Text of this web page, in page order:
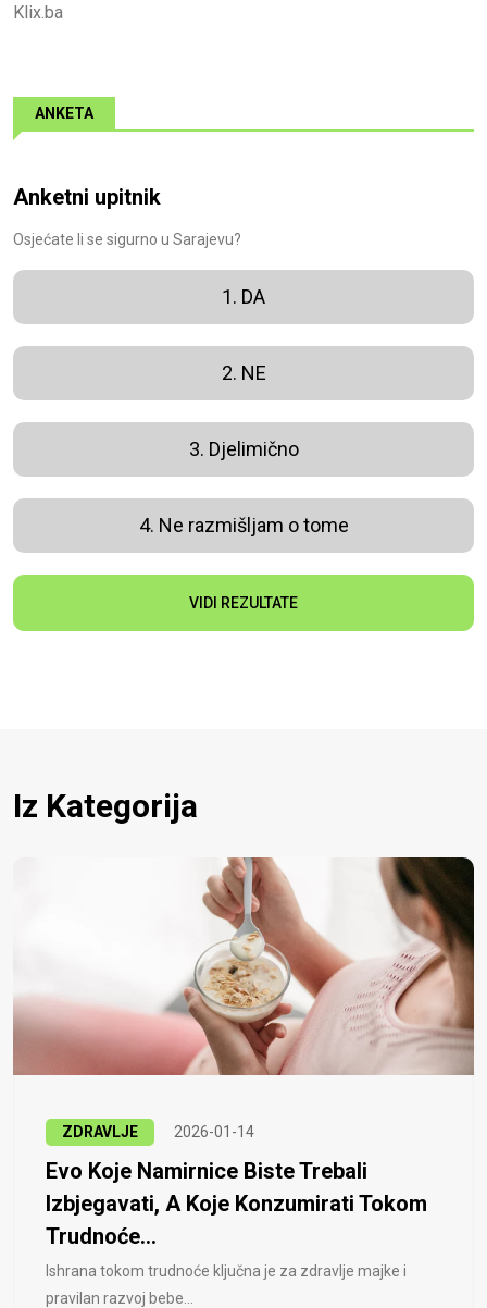
Klix.ba
ANKETA
Anketni upitnik
Osjećate li se sigurno u Sarajevu?
1. DA
2. NE
3. Djelimično
4. Ne razmišljam o tome
VIDI REZULTATE
Iz Kategorija
ZDRAVLJE 2026-01-14
Evo Koje Namirnice Biste Trebali
Izbjegavati, A Koje Konzumirati Tokom
Trudnoće...
Ishrana tokom trudnoće ključna je za zdravlje majke i
pravilan razvoj bebe...